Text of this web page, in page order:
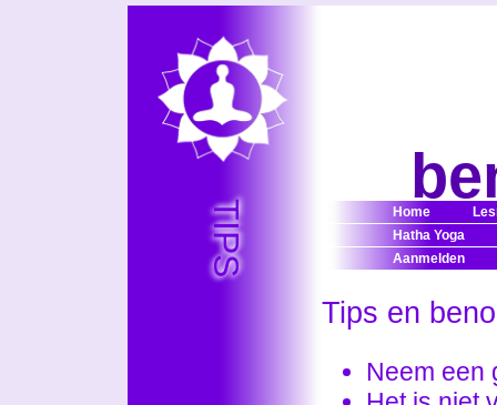
TIPS Home
Hatha Yoga
Aanmelden
Tips en
Neem een